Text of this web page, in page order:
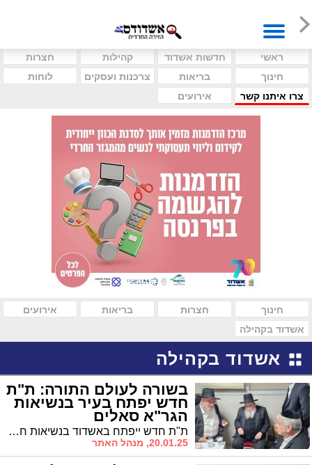
ראשי חדשות אשדוד קהילות
חצרות
חינוך
בריאות צרכנות ועסקים
לוחות
צרו איתנו קשר
אירועים
חינוך חצרות בריאות
אירועים
אשדוד בקהילה
אשדוד בקהילה
בשורה לעולם התורה: ת"ת
חדש יפתח בעיר בנשיאות
הגר"א סאלים
ת"ת חדש ייפתח באשדוד בנשיאות חבר מועצת חכמי תורה הגר"א סלים
20.01.25, מנהל האתר